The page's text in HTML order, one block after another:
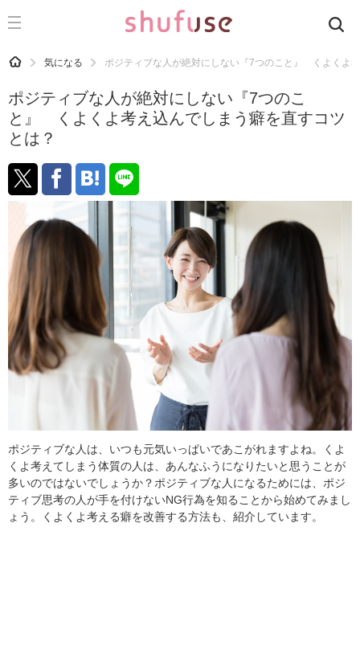
CATEGORY 記事カテゴリ
洗濯
生活の知恵
掃除
趣味
食材辞典
おすすめ
HOME 気になる ポジティブな人が絶対にしない『7つのこと』 くよくよ
ポジティブな人が絶対にしない『7つのこ
と』 くよくよ考え込んでしまう癖を直すコツ
とは？
ポジティブな人は、いつも元気いっぱいであこがれますよね。くよ
くよ考えてしまう体質の人は、あんなふうになりたいと思うことが
多いのではないでしょうか？ポジティブな人になるためには、ポジ
ティブ思考の人が手を付けないNG行為を知ることから始めてみまし
ょう。くよくよ考える癖を改善する方法も、紹介しています。